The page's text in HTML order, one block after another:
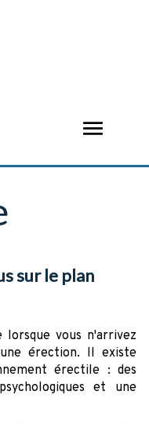
menu
sur le plan
vous n'arrivez
érection. Il existe
érectile : des
et une